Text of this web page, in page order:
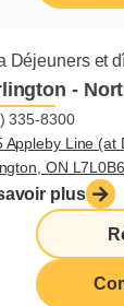
Déjeuners et
-
335-8300
Appleby Line (at
ON L7L0B6
plus